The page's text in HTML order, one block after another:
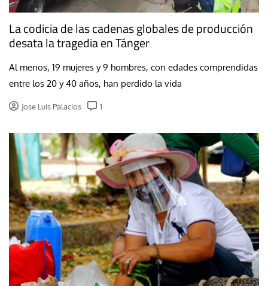
La codicia de las cadenas globales de producción
desata la tragedia en Tánger
Al menos, 19 mujeres y 9 hombres, con edades comprendidas
entre los 20 y 40 años, han perdido la vida
Jose Luis Palacios 1